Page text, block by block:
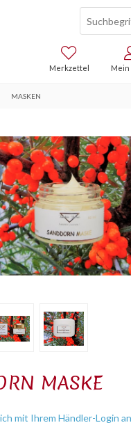
Merkzettel Mein
MASKEN
MASKE
mit Ihrem Händler-Login